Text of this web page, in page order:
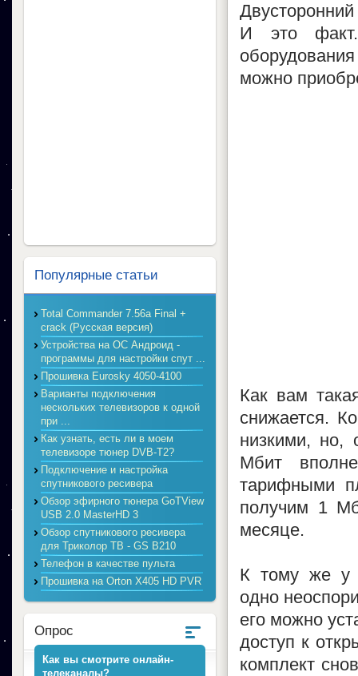
И это
можно
Как вам
снижается.
низкими, но,
Мбит
тарифными
получим 1
месяце.
К тому же у
одно
его можно
доступ к
комплект
Популярные статьи
Total Commander 7.56a Final +
crack (Русская версия)
Устройства на ОС Андроид -
программы для настройки спут ...
Прошивка Eurosky 4050-4100
Варианты подключения
нескольких телевизоров к одной
при ...
Как узнать, есть ли в моем
телевизоре тюнер DVB-T2?
Подключение и настройка
спутникового ресивера
Обзор эфирного тюнера GoTView
USB 2.0 MasterHD 3
Обзор спутникового ресивера
для Триколор ТВ - GS B210
Телефон в качестве пульта
Прошивка на Orton X405 HD PVR
Опрос
Как вы смотрите онлайн-
телеканалы?